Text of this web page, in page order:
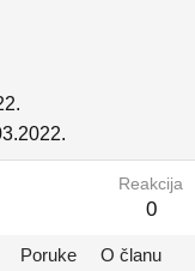
Reakcija
0
Poruke O članu